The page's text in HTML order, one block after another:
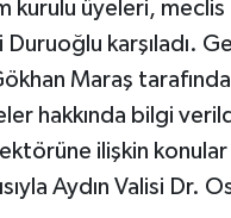
kurulu üyeleri,
Duruoğlu karşıladı.
Maraş
hakkında bilgi
ilişkin
Aydın Valisi Dr.